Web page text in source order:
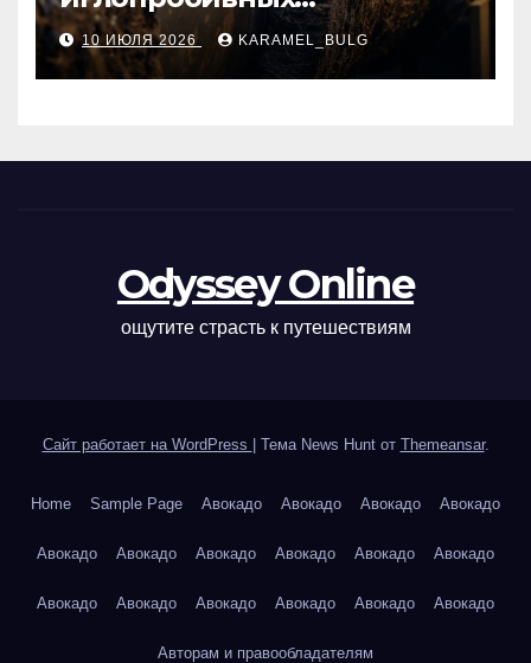
базальтовых огнеупорных
матов
10 ИЮЛЯ 2026 KARAMEL_BULG
Odyssey Online
ощутите страсть к путешествиям
Сайт работает на WordPress | Тема News Hunt от Themeansar.
Home Sample Page Авокадо Авокадо Авокадо Авокадо
Авокадо Авокадо Авокадо Авокадо Авокадо Авокадо
Авокадо Авокадо Авокадо Авокадо Авокадо Авокадо
Авторам и правообладателям